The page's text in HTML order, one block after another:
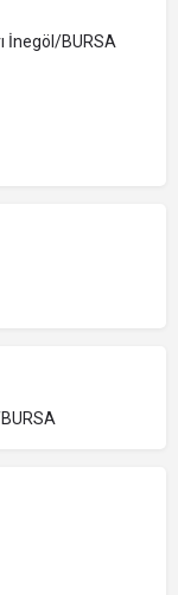
İnegöl/BURSA